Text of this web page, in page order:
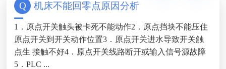
机床不能回零点原因分析
1．原点开关触头被卡死不能动作2．原点挡块不能压住
原点开关到开关动作位置3．原点开关进水导致开关触
点生 接触不好4．原点开关线路断开或输入信号源故障
5．PLC ...